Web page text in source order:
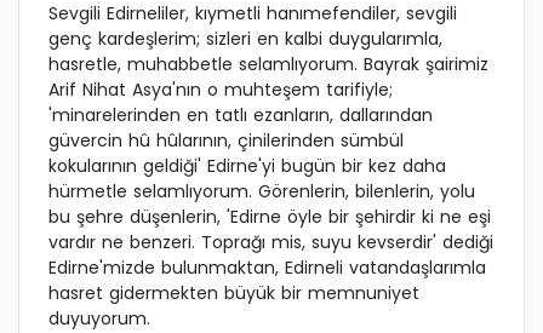
Sevgili Edirneliler, kıymetli hanımefendiler, sevgili
genç kardeşlerim; sizleri en kalbi duygularımla,
hasretle, muhabbetle selamlıyorum. Bayrak şairimiz
Arif Nihat Asya'nın o muhteşem tarifiyle;
'minarelerinden en tatlı ezanların, dallarından
güvercin hû hûlarının, çinilerinden sümbül
kokularının geldiği' Edirne'yi bugün bir kez daha
hürmetle selamlıyorum. Görenlerin, bilenlerin, yolu
bu şehre düşenlerin, 'Edirne öyle bir şehirdir ki ne eşi
vardır ne benzeri. Toprağı mis, suyu kevserdir' dediği
Edirne'mizde bulunmaktan, Edirneli vatandaşlarımla
hasret gidermekten büyük bir memnuniyet
duyuyorum.